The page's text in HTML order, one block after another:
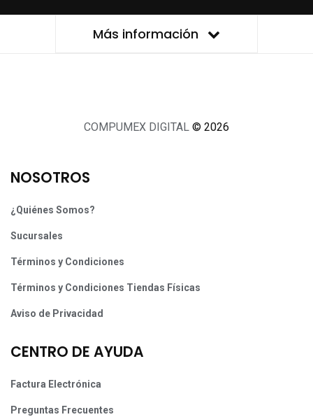
Más información
COMPUMEX DIGITAL © 2026
NOSOTROS
¿Quiénes Somos?
Sucursales
Términos y Condiciones
Términos y Condiciones Tiendas Físicas
Aviso de Privacidad
CENTRO DE AYUDA
Factura Electrónica
Preguntas Frecuentes